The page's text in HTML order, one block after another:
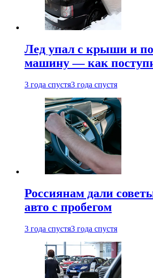
Лед упал с крыши и
машину — как
3 года спустя3 года спустя
Россиянам дали
авто с пробегом
3 года спустя3 года спустя